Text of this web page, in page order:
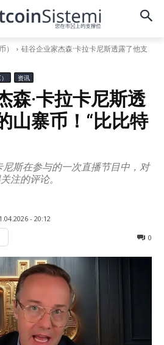
）
硅谷企业家杰森·卡拉卡尼斯透露了他支
资讯
森·卡拉卡尼斯透
山寨币！“比比特
尼斯在参与的一次直播节目中，对
注的评论。
- 20:12
0